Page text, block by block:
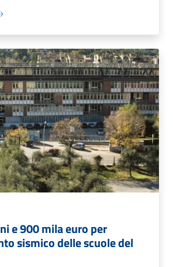
e 900 mila euro per
sismico delle scuole del